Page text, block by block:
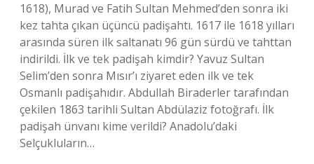
1618), Murad ve Fatih Sultan Mehmed’den sonra iki
kez tahta çıkan üçüncü padişahtı. 1617 ile 1618 yılları
arasında süren ilk saltanatı 96 gün sürdü ve tahttan
indirildi. İlk ve tek padişah kimdir? Yavuz Sultan
Selim’den sonra Mısır’ı ziyaret eden ilk ve tek
Osmanlı padişahıdır. Abdullah Biraderler tarafından
çekilen 1863 tarihli Sultan Abdülaziz fotoğrafı. İlk
padişah ünvanı kime verildi? Anadolu’daki
Selçukluların…